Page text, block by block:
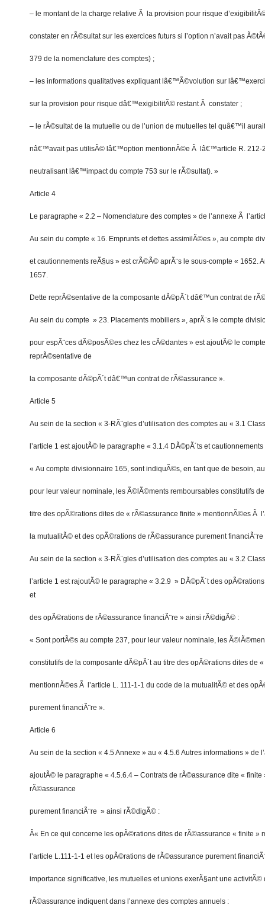
– le montant de la charge relative Ã la provision pour risque
constater en rÃ©sultat sur les exercices futurs si l’option n’avait pas
379 de la nomenclature des comptes) ;
– les informations qualitatives expliquant lâ€™Ã©volution sur
sur la provision pour risque dâ€™exigibilitÃ© restant Ã constater ;
– le rÃ©sultat de la mutuelle ou de l’union de mutuelles tel quâ€™il
nâ€™avait pas utilisÃ© lâ€™option mentionnÃ©e Ã lâ€™article R. 212-
neutralisant lâ€™impact du compte 753 sur le rÃ©sultat). »
Article 4
Le paragraphe « 2.2 – Nomenclature des comptes » de l’annexe Ã
Au sein du compte « 16. Emprunts et dettes assimilÃ©es », au compte
et cautionnements reÃ§us » est crÃ©Ã© aprÃ¨s le sous-compte « 1652.
1657.
Dette reprÃ©sentative de la composante dÃ©pÃ´t dâ€™un contrat de
Au sein du compte » 23. Placements mobiliers », aprÃ¨s le compte
pour espÃ¨ces dÃ©posÃ©es chez les cÃ©dantes » est ajoutÃ© le
reprÃ©sentative de
la composante dÃ©pÃ´t dâ€™un contrat de rÃ©assurance ».
Article 5
Au sein de la section « 3-RÃ¨gles d’utilisation des comptes au « 3.1
l’article 1 est ajoutÃ© le paragraphe « 3.1.4 DÃ©pÃ´ts et
« Au compte divisionnaire 165, sont indiquÃ©s, en tant que de besoin,
pour leur valeur nominale, les Ã©lÃ©ments remboursables constitutifs
titre des opÃ©rations dites de « rÃ©assurance finite » mentionnÃ©es Ã
la mutualitÃ© et des opÃ©rations de rÃ©assurance purement financiÃ¨re
Au sein de la section « 3-RÃ¨gles d’utilisation des comptes au « 3.2
l’article 1 est rajoutÃ© le paragraphe « 3.2.9 » DÃ©pÃ´t des
et
des opÃ©rations de rÃ©assurance financiÃ¨re » ainsi rÃ©digÃ© :
« Sont portÃ©s au compte 237, pour leur valeur nominale, les
constitutifs de la composante dÃ©pÃ´t au titre des opÃ©rations dites de
mentionnÃ©es Ã l’article L. 111-1-1 du code de la mutualitÃ© et des
purement financiÃ¨re ».
Article 6
Au sein de la section « 4.5 Annexe » au « 4.5.6 Autres informations » de
ajoutÃ© le paragraphe « 4.5.6.4 – Contrats de rÃ©assurance dite « finite
rÃ©assurance
purement financiÃ¨re » ainsi rÃ©digÃ© :
Â« En ce qui concerne les opÃ©rations dites de rÃ©assurance « finite »
l’article L.111-1-1 et les opÃ©rations de rÃ©assurance purement
importance significative, les mutuelles et unions exerÃ§ant une activitÃ©
rÃ©assurance indiquent dans l’annexe des comptes annuels :